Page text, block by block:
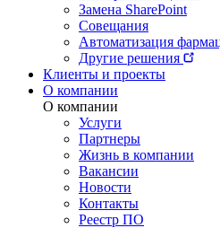
Замена SharePoint
Совещания
Автоматизация
Другие решения
Клиенты и проекты
О компании
О компании
Услуги
Партнеры
Жизнь в компании
Вакансии
Новости
Контакты
Реестр ПО